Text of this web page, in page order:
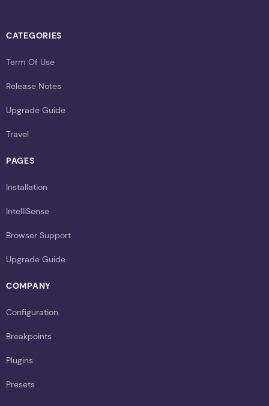
CATEGORIES
Term Of Use
Release Notes
Upgrade Guide
Travel
PAGES
Installation
IntelliSense
Browser Support
Upgrade Guide
COMPANY
Configuration
Breakpoints
Plugins
Presets